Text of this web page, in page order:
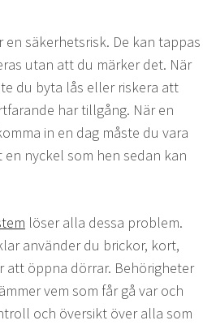
säkerhetsrisk. De kan tappas
utan att du märker det. När
du byta lås eller riskera att
har tillgång. När en
in en dag måste du vara
nyckel som hen sedan kan
löser alla dessa problem.
använder du brickor, kort,
att öppna dörrar. Behörigheter
vem som får gå var och
och översikt över alla som